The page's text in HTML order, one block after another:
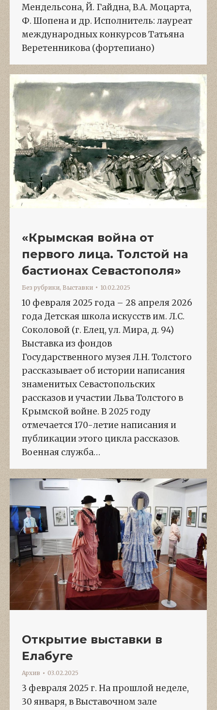
Мендельсона, Й. Гайдна, В.А. Моцарта,
Ф. Шопена и др. Исполнитель: лауреат
международных конкурсов Татьяна
Веретенникова (фортепиано)
«Крымская война от
первого лица. Толстой на
бастионах Севастополя»
Без рубрики, Выставки 10.02.2025
10 февраля 2025 года – 28 апреля 2026
года Детская школа искусств им. Л.С.
Соколовой (г. Елец, ул. Мира, д. 94)
Выставка из фондов
Государственного музея Л.Н. Толстого
рассказывает об истории написания
знаменитых Севастопольских
рассказов и участии Льва Толстого в
Крымской войне. В 2025 году
отмечается 170-летие написания и
публикации этого цикла рассказов.
Военная служба…
Открытие выставки в
Елабуге
Архив 03.02.2025
3 февраля 2025 г. На прошлой неделе,
30 января, в Выставочном зале